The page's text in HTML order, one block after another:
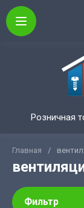
Розничная
Главная /
Фильтр